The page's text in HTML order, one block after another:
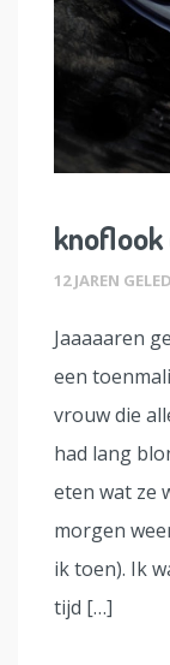
12 JAREN
Jaaaaaren
een
vrouw die
had lang
eten wat ze
morgen
ik toen). Ik
tijd […]